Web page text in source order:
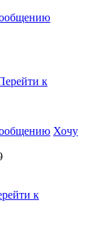
к
Хочу
к